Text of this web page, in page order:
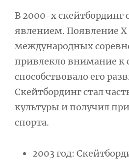
В 2000-х скейтбординг
явлением. Появление X
международных
привлекло внимание к
способствовало его
Скейтбординг стал
культуры и получил
спорта.
2003 год: